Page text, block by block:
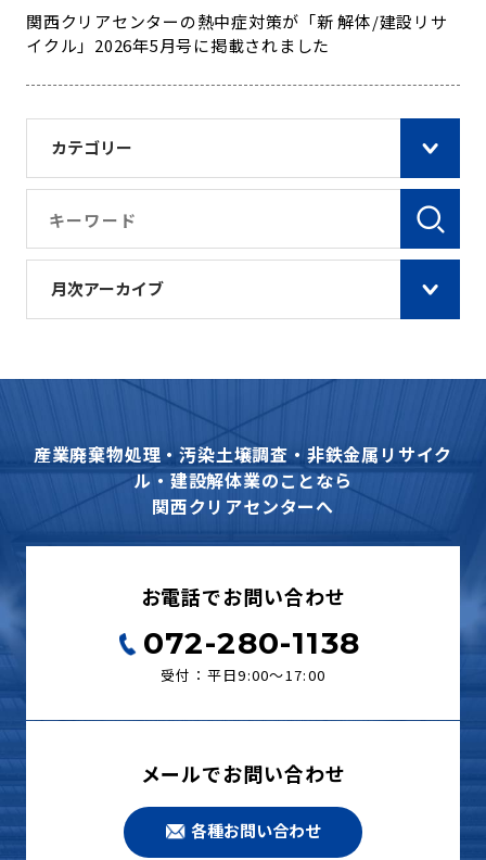
カテゴリー
月次アーカイブ
関西クリアセンターの熱中症対策が「新 解体/建設リサ
イクル」2026年5月号に掲載されました
産業廃棄物処理・汚染土壌調査・非鉄金属リサイク
ル・建設解体業のことなら
関西クリアセンターへ
お電話でお問い合わせ
072-280-1138
受付：平日9:00〜17:00
メールでお問い合わせ
各種お問い合わせ